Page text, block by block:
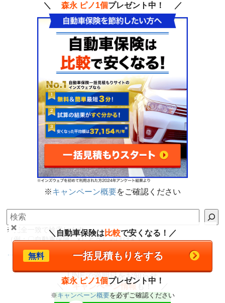
＼ 森永 ピノ1個プレゼント中！ ／
※キャンペーン概要をご確認ください
検索
※完全一致で検索します。
（例：〇自動車保険 ×じどうしゃほけん）
→AIサイト内検索（テスト版）
LINEで満期日をお知らせ
＼キャンペーン情報 も！ ／
＼自動車保険は 比較で安くなる！／
無料 一括見積もりをする
森永 ピノ1個プレゼント中！
※ キャンペーン概要を必ずご確認ください